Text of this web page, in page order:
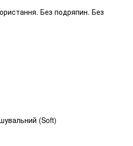
Без подряпин. Без
(Soft)